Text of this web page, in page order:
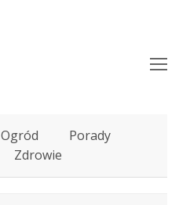
Ogród
Porady
Zdrowie